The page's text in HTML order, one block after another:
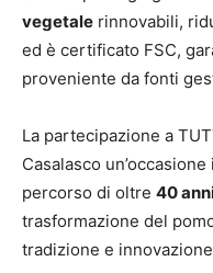
vegetale rinnovabili,
ed è certificato FSC,
proveniente da fonti
La partecipazione a
Casalasco
percorso di oltre 40
trasformazione del
tradizione e